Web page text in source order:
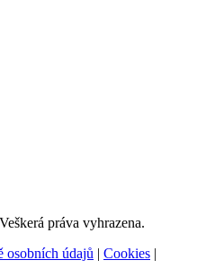
práva vyhrazena.
osobních údajů | Cookies |